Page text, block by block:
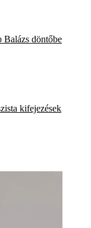
döntőbe
kifejezések